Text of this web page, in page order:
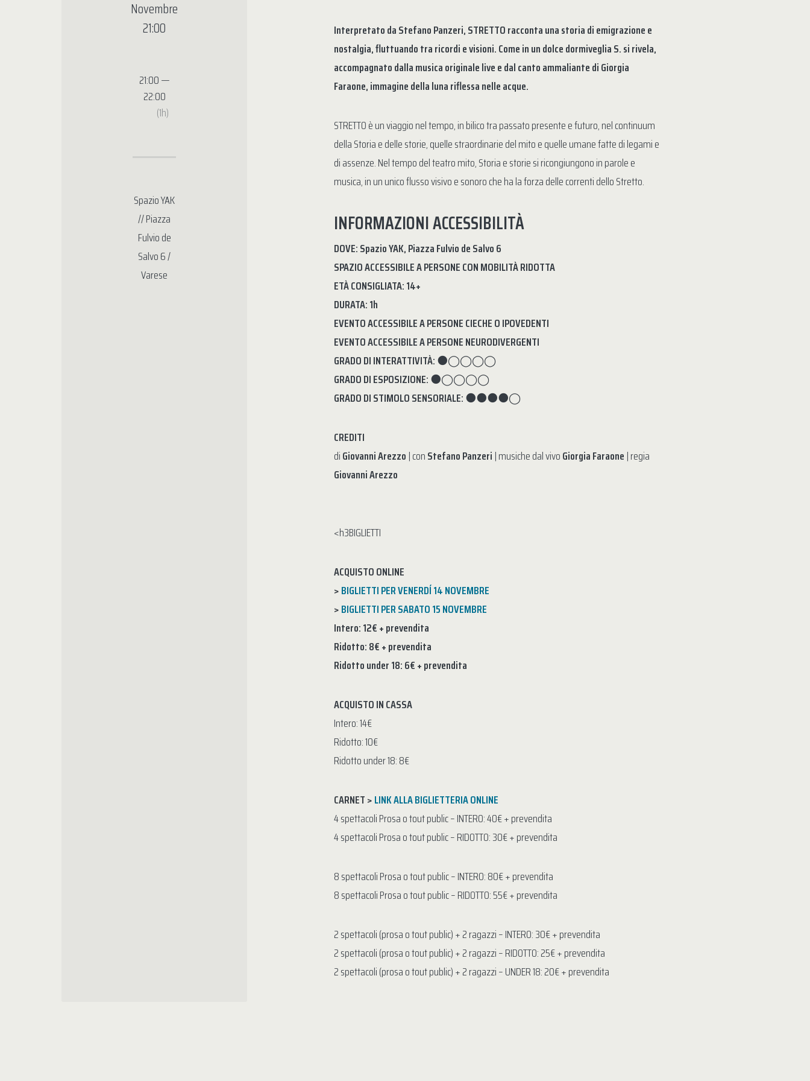
Interpretato da Stefano Panzeri, STRETTO racconta una storia di emigrazione e
nostalgia, fluttuando tra ricordi e visioni. Come in un dolce dormiveglia S. si rivela,
accompagnato dalla musica originale live e dal canto ammaliante di Giorgia
Faraone, immagine della luna riflessa nelle acque.
STRETTO è un viaggio nel tempo, in bilico tra passato presente e futuro, nel continuum
della Storia e delle storie, quelle straordinarie del mito e quelle umane fatte di legami e
di assenze. Nel tempo del teatro mito, Storia e storie si ricongiungono in parole e
musica, in un unico flusso visivo e sonoro che ha la forza delle correnti dello Stretto.
INFORMAZIONI ACCESSIBILITÀ
DOVE: Spazio YAK, Piazza Fulvio de Salvo 6
SPAZIO ACCESSIBILE A PERSONE CON MOBILITÀ RIDOTTA
ETÀ CONSIGLIATA: 14+
DURATA: 1h
EVENTO ACCESSIBILE A PERSONE CIECHE O IPOVEDENTI
EVENTO ACCESSIBILE A PERSONE NEURODIVERGENTI
GRADO DI INTERATTIVITÀ:⚫◯◯◯◯
GRADO DI ESPOSIZIONE:⚫◯◯◯◯
GRADO DI STIMOLO SENSORIALE:⚫⚫⚫⚫◯
CREDITI
diGiovanni Arezzo | conStefano Panzeri | musiche dal vivoGiorgia Faraone | regia
Giovanni Arezzo
<h3BIGLIETTI
ACQUISTO ONLINE
>BIGLIETTI PER VENERDÍ 14 NOVEMBRE
>BIGLIETTI PER SABATO 15 NOVEMBRE
Intero: 12€ + prevendita
Ridotto: 8€ + prevendita
Ridotto under 18: 6€ + prevendita
ACQUISTO IN CASSA
Intero: 14€
Ridotto: 10€
Ridotto under 18: 8€
CARNET >LINK ALLA BIGLIETTERIA ONLINE
4 spettacoli Prosa o tout public – INTERO: 40€ + prevendita
4 spettacoli Prosa o tout public – RIDOTTO: 30€ + prevendita
8 spettacoli Prosa o tout public – INTERO: 80€ + prevendita
8 spettacoli Prosa o tout public – RIDOTTO: 55€ + prevendita
2 spettacoli (prosa o tout public) + 2 ragazzi – INTERO: 30€ + prevendita
2 spettacoli (prosa o tout public) + 2 ragazzi – RIDOTTO: 25€ + prevendita
2 spettacoli (prosa o tout public) + 2 ragazzi – UNDER 18: 20€ + prevendita
Novembre
21:00
21:00 —
22:00
(1h)
Spazio YAK
// Piazza
Fulvio de
Salvo 6 /
Varese